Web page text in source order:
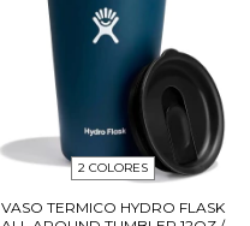
2 COLORES
VASO TERMICO HYDRO FLASK